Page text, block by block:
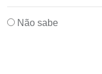
Não sabe